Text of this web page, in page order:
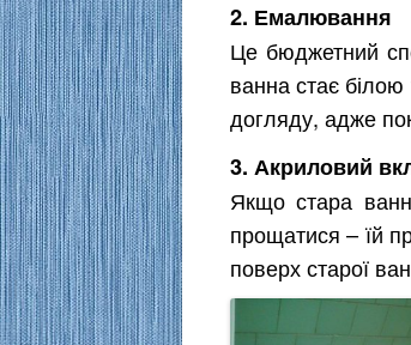
2. Емалювання
Це бюджетний
ванна стає
догляду, адже
3. Акриловий
Якщо стара
прощатися – їй
поверх старої